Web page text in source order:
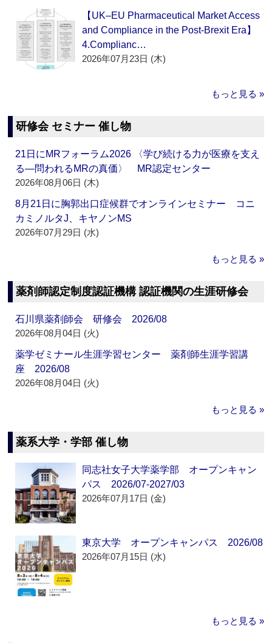
【UK–EU Pharmaceutical Market Access
and Compliance in the Post-Brexit Era】
4.Complianc…
2026年07月23日 (木)
もっと見る »
研修会 セミナー 催し物
21日にMRフォーラム2026 〈学び続ける力が医療を支え
る―問われるMRの真価〉 MR認定センター
2026年08月06日 (木)
8月21日に胸郭出口症候群でオンラインセミナー コニ
カミノルタJ、キヤノンMS
2026年07月29日 (水)
もっと見る »
薬剤師認定制度認証機構 認証機関の生涯研修会
石川県薬剤師会 研修会 2026/08
2026年08月04日 (火)
薬学ゼミナール生涯学習センター 薬剤師生涯学習講
座 2026/08
2026年08月04日 (火)
もっと見る »
薬系大学・学部 催し物
同志社女子大学薬学部 オープンキャン
パス 2026/07-2027/03
2026年07月17日 (金)
東京大学 オープンキャンパス 2026/08
2026年07月15日 (水)
もっと見る »